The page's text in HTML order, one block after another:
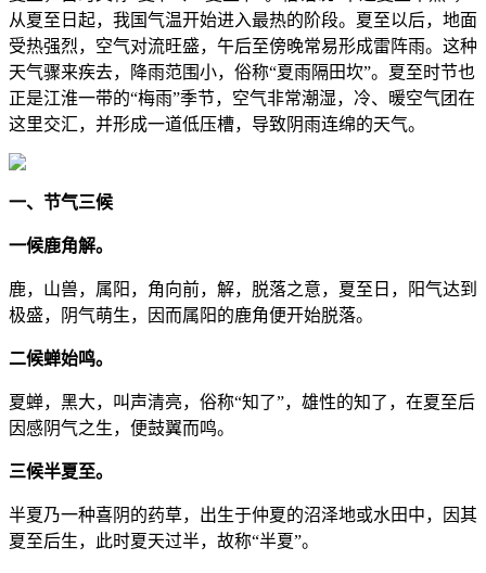
从夏至日起，我国气温开始进入最热的阶段。夏至以后，地面
受热强烈，空气对流旺盛，午后至傍晚常易形成雷阵雨。这种
天气骤来疾去，降雨范围小，俗称“夏雨隔田坎”。夏至时节也
正是江淮一带的“梅雨”季节，空气非常潮湿，冷、暖空气团在
这里交汇，并形成一道低压槽，导致阴雨连绵的天气。
一、节气三候
一候鹿角解。
鹿，山兽，属阳，角向前，解，脱落之意，夏至日，阳气达到
极盛，阴气萌生，因而属阳的鹿角便开始脱落。
二候蝉始鸣。
夏蝉，黑大，叫声清亮，俗称“知了”，雄性的知了，在夏至后
因感阴气之生，便鼓翼而鸣。
三候半夏至。
半夏乃一种喜阴的药草，出生于仲夏的沼泽地或水田中，因其
夏至后生，此时夏天过半，故称“半夏”。